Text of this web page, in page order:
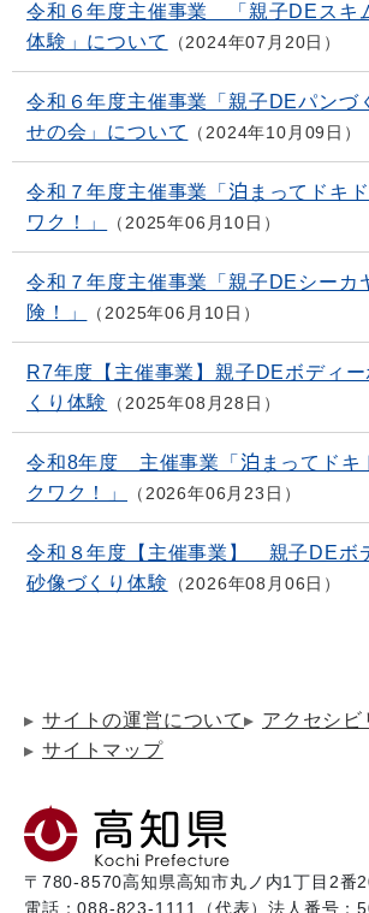
令和６年度主催事業 「親子DEスキ
体験」について
2024年07月20日
令和６年度主催事業「親子DEパンづ
せの会」について
2024年10月09日
令和７年度主催事業「泊まってドキ
ワク！」
2025年06月10日
令和７年度主催事業「親子DEシーカ
険！」
2025年06月10日
R7年度【主催事業】親子DEボディ
くり体験
2025年08月28日
令和8年度 主催事業「泊まってドキ
クワク！」
2026年06月23日
令和８年度【主催事業】 親子DEボ
砂像づくり体験
2026年08月06日
サイトの運営について
アクセシビ
サイトマップ
〒780-8570高知県高知市丸ノ内1丁目2番
電話：088-823-1111（代表）法人番号：